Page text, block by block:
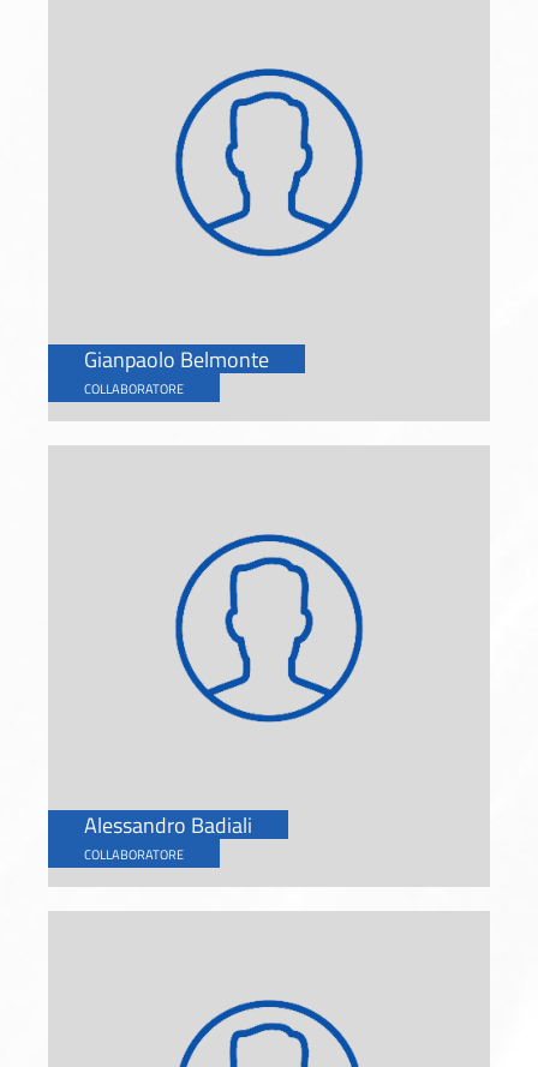
Gianpaolo Belmonte
COLLABORATORE
Alessandro Badiali
COLLABORATORE